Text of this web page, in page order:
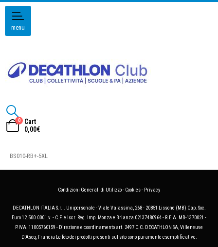
menu
0
Cart
0,00€
BS010-RB+-5XL
Condizioni Generali di Utilizzo- Cookies- Privacy
DECATHLON ITALIA S.r.l. Unipersonale - Viale Valassina, 268 - 20851 Lissone (MB) Cap. Soc.
Euro 12.500.000 i.v. - C.F. e Iscr. Reg. Imp. Monza e Brianza 02137480964 - R.E.A. MB-1370021 -
P.IVA. 11005760159 - Direzione e coordinamento art. 2497 C.C. DECATHLON SA, Villeneuve
D'Ascq, Francia Le foto dei prodotti presenti sul sito sono puramente esemplificative.